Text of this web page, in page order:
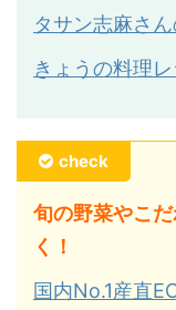
タサン志麻さ
きょうの料理
check
旬の野菜やこ
く！
国内No.1産直